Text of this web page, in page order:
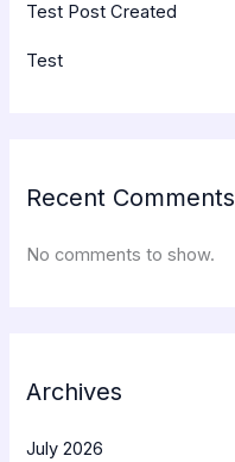
Test Post Created
Test
Recent Comments
No comments to show.
Archives
July 2026